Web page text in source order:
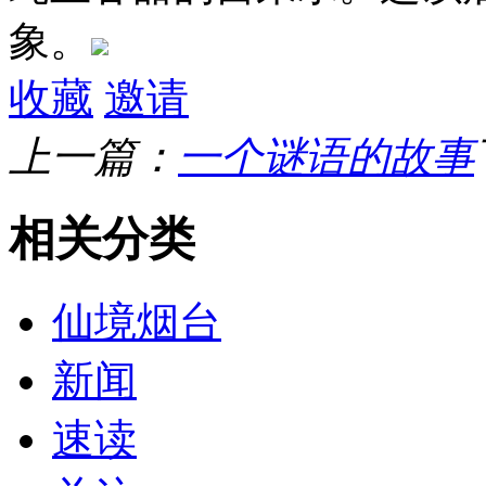
象。
收藏 邀请
上一篇： 一个谜语的故事
相关分类
仙境烟台
新闻
速读